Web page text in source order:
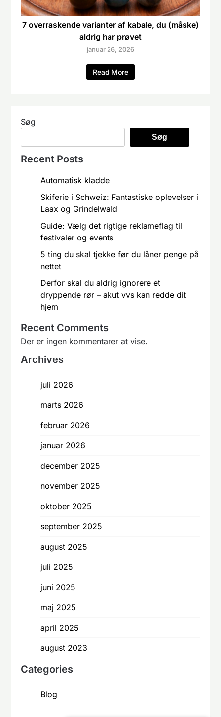
7 overraskende varianter af kabale, du (måske)
aldrig har prøvet
januar 26, 2026
Read More
Søg
Søg
Recent Posts
Automatisk kladde
Skiferie i Schweiz: Fantastiske oplevelser i
Laax og Grindelwald
Guide: Vælg det rigtige reklameflag til
festivaler og events
5 ting du skal tjekke før du låner penge på
nettet
Derfor skal du aldrig ignorere et
dryppende rør – akut vvs kan redde dit
hjem
Recent Comments
Der er ingen kommentarer at vise.
Archives
juli 2026
marts 2026
februar 2026
januar 2026
december 2025
november 2025
oktober 2025
september 2025
august 2025
juli 2025
juni 2025
maj 2025
april 2025
august 2023
Categories
Blog